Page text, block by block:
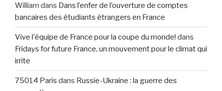
William dans Dans l’enfer de l’ouverture de comptes
bancaires des étudiants étrangers en France
Vive l'équipe de France pour la coupe du monde! dans
Fridays for future France, un mouvement pour le climat qui
irrite
75014 Paris dans Russie-Ukraine : la guerre des